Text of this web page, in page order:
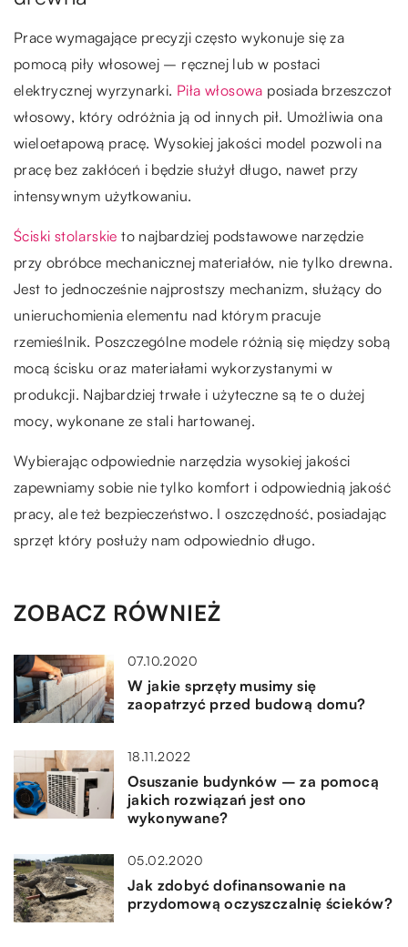
Prace wymagające precyzji często wykonuje się za
pomocą piły włosowej – ręcznej lub w postaci
elektrycznej wyrzynarki. Piła włosowa posiada brzeszczot
włosowy, który odróżnia ją od innych pił. Umożliwia ona
wieloetapową pracę. Wysokiej jakości model pozwoli na
pracę bez zakłóceń i będzie służył długo, nawet przy
intensywnym użytkowaniu.
Ściski stolarskie to najbardziej podstawowe narzędzie
przy obróbce mechanicznej materiałów, nie tylko drewna.
Jest to jednocześnie najprostszy mechanizm, służący do
unieruchomienia elementu nad którym pracuje
rzemieślnik. Poszczególne modele różnią się między sobą
mocą ścisku oraz materiałami wykorzystanymi w
produkcji. Najbardziej trwałe i użyteczne są te o dużej
mocy, wykonane ze stali hartowanej.
Wybierając odpowiednie narzędzia wysokiej jakości
zapewniamy sobie nie tylko komfort i odpowiednią jakość
pracy, ale też bezpieczeństwo. I oszczędność, posiadając
sprzęt który posłuży nam odpowiednio długo.
ZOBACZ RÓWNIEŻ
07.10.2020
W jakie sprzęty musimy się
zaopatrzyć przed budową domu?
18.11.2022
Osuszanie budynków – za pomocą
jakich rozwiązań jest ono
wykonywane?
05.02.2020
Jak zdobyć dofinansowanie na
przydomową oczyszczalnię ścieków?